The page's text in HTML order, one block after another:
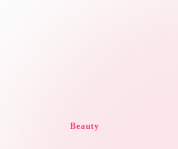
Publicado
Beauty